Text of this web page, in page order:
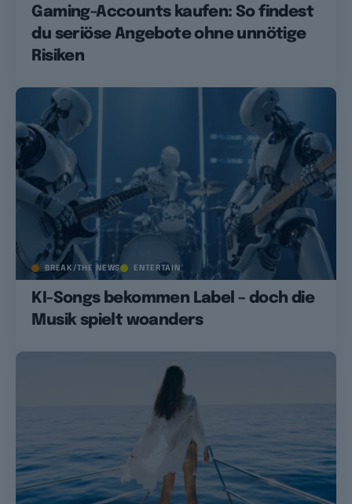
Gaming-Accounts kaufen: So findest
du seriöse Angebote ohne unnötige
Risiken
BREAK/THE NEWS ENTERTAIN
KI-Songs bekommen Label – doch die
Musik spielt woanders